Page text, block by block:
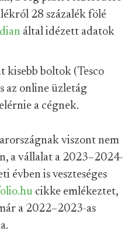
28 százalék fölé
által idézett adatok
kisebb boltok (Tesco
az online üzletág
a cégnek.
viszont nem
a vállalat a 2023–2024-
évben is veszteséges
cikke emlékeztet,
a 2022–2023-as